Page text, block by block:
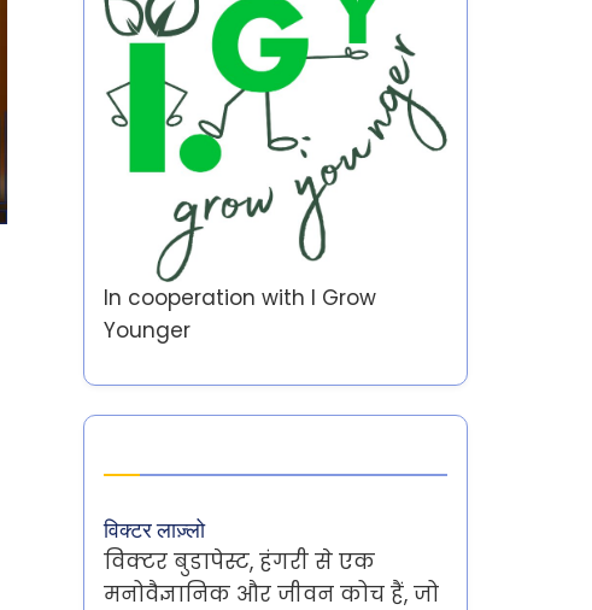
In cooperation with I Grow
Younger
विक्टर लाज़्लो
विक्टर बुडापेस्ट, हंगरी से एक
मनोवैज्ञानिक और जीवन कोच हैं, जो